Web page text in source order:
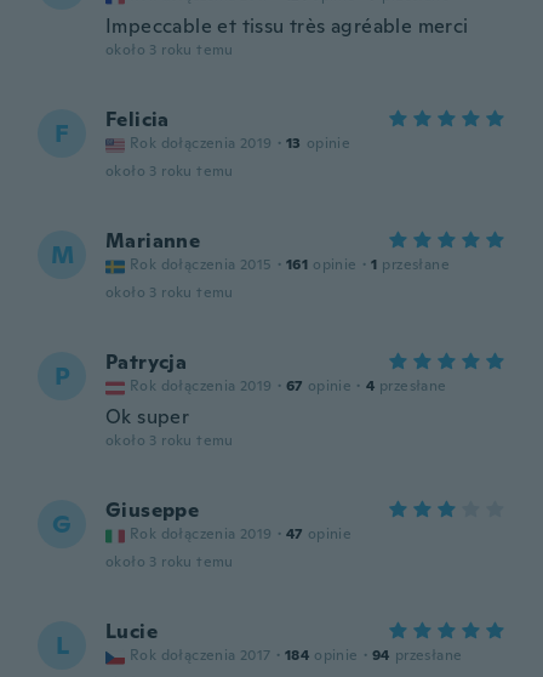
Impeccable et tissu très agréable merci
około 3 roku temu
F Felicia
Rok dołączenia 2019 · 13 opinie
około 3 roku temu
M Marianne
Rok dołączenia 2015 · 161 opinie · 1 przesłane
około 3 roku temu
P Patrycja
Rok dołączenia 2019 · 67 opinie · 4 przesłane
Ok super
około 3 roku temu
G Giuseppe
Rok dołączenia 2019 · 47 opinie
około 3 roku temu
L Lucie
Rok dołączenia 2017 · 184 opinie · 94 przesłane